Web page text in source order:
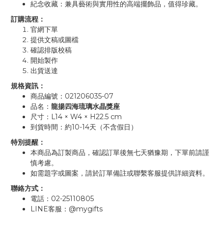
紀念收藏：兼具藝術與實用性的高端擺飾品，值得珍藏。
訂購流程：
官網下單
提供文稿或圖檔
確認排版校稿
開始製作
出貨送達
規格資訊：
商品編號： 021206035-07
品名： 龍揚四海琉璃水晶獎座
尺寸： L14 × W4 × H22.5 cm
到貨時間：約10-14天（不含假日）
特別提醒：
本商品為訂製商品，確認訂單後無七天猶豫期，下單前請謹
慎考慮。
如需題字或圖案，請於訂單備註或聯繫客服提供詳細資料。
聯絡方式：
電話： 02-25110805
LINE客服： @mygifts